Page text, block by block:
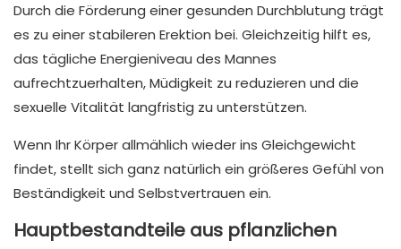
Durch die Förderung einer gesunden Durchblutung trägt
es zu einer stabileren Erektion bei. Gleichzeitig hilft es,
das tägliche Energieniveau des Mannes
aufrechtzuerhalten, Müdigkeit zu reduzieren und die
sexuelle Vitalität langfristig zu unterstützen.
Wenn Ihr Körper allmählich wieder ins Gleichgewicht
findet, stellt sich ganz natürlich ein größeres Gefühl von
Beständigkeit und Selbstvertrauen ein.
Hauptbestandteile aus pflanzlichen